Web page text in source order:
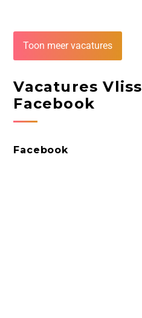
Toon meer vacatures
Vacatures
Facebook
Facebook